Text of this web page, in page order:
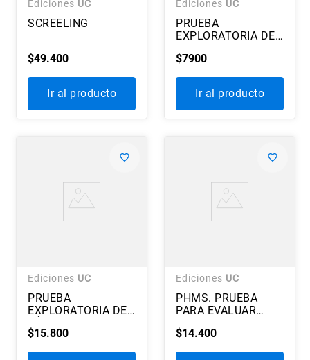
Ediciones UC
SCREELING
$49.400
Ir al producto
Ediciones UC
PRUEBA
EXPLORATORIA DEL
$7900
Ir al producto
Ediciones UC
PRUEBA
EXPLORATORIA DEL
$15.800
Ediciones UC
PHMS. PRUEBA
PARA EVALUAR
METALINGUÍSTICAS
$14.400